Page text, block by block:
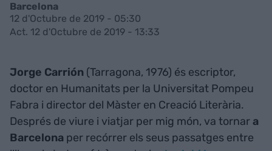
Barcelona
12 d'Octubre de 2019 - 05:30
Act. 12 d'Octubre de 2019 - 13:33
Jorge Carrión (Tarragona, 1976) és escriptor,
doctor en Humanitats per la Universitat Pompeu
Fabra i director del Màster en Creació Literària.
Després de viure i viatjar per mig món, va tornara
Barcelona per recórrer els seus passatges entre